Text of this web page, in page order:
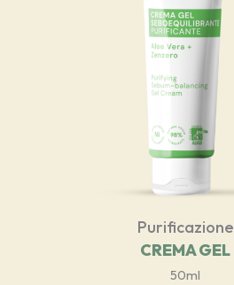
Purificazione
CREMA GEL
50ml